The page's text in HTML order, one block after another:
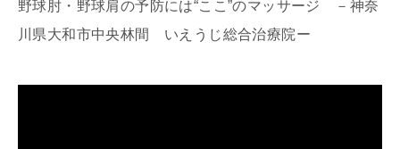
野球肘・野球肩の予防には“ここ”のマッサージ －神奈
川県大和市中央林間 いえうじ総合治療院ー